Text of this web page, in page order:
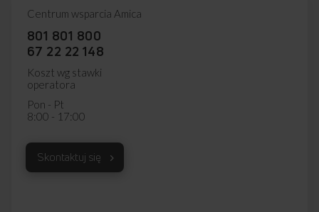
Centrum wsparcia Amica
801 801 800
67 22 22 148
Koszt wg stawki
operatora
Pon - Pt
8:00 - 17:00
Skontaktuj się